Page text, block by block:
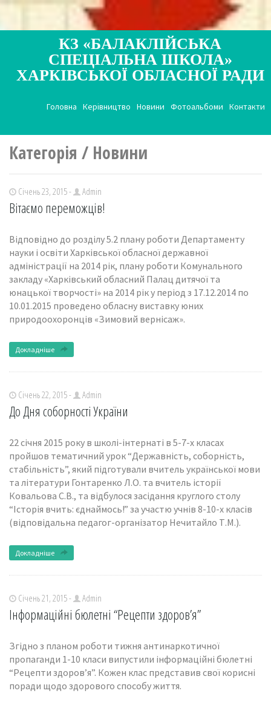
КЗ «БАЛАКЛІЙСЬКА
СПЕЦІАЛЬНА ШКОЛА»
ХАРКІВСЬКОЇ ОБЛАСНОЇ РАДИ
Головна Керівництво Новини Фотоальбоми Контакти
Категорія / Новини
Січень 23, 2015 - Admin
Вітаємо переможців!
Відповідно до розділу 5.2 плану роботи Департаменту
науки і освіти Харківської обласної державної
адміністрації на 2014 рік, плану роботи Комунального
закладу «Харківський обласний Палац дитячої та
юнацької творчості» на 2014 рік у період з 17.12.2014 по
10.01.2015 проведено обласну виставку юних
природоохоронців «Зимовий вернісаж».
Докладніше
Січень 22, 2015 - Admin
До Дня соборності України
22 січня 2015 року в школі-інтернаті в 5-7-х класах
пройшов тематичний урок “Державність, соборність,
стабільність”, який підготували вчитель української мови
та літератури Гонтаренко Л.О. та вчитель історії
Ковальова С.В., та відбулося засідання круглого столу
“Історія вчить: єднаймось!” за участю учнів 8-10-х класів
(відповідальна педагог-організатор Нечитайло Т.М.).
Докладніше
Січень 21, 2015 - Admin
Інформаційні бюлетні “Рецепти здоров’я”
Згідно з планом роботи тижня антинаркотичної
пропаганди 1-10 класи випустили інформаційні бюлетні
“Рецепти здоров’я”. Кожен клас представив свої корисні
поради щодо здорового способу життя.